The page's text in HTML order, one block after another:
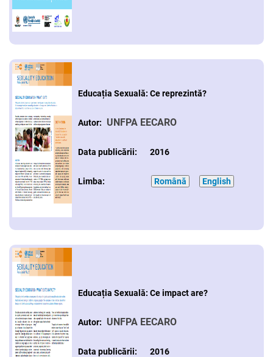
Educația Sexuală: Ce reprezintă?
Autor: UNFPA EECARO
Data publicării: 2016
Limba: Română English
Educația Sexuală: Ce impact are?
Autor: UNFPA EECARO
Data publicării: 2016